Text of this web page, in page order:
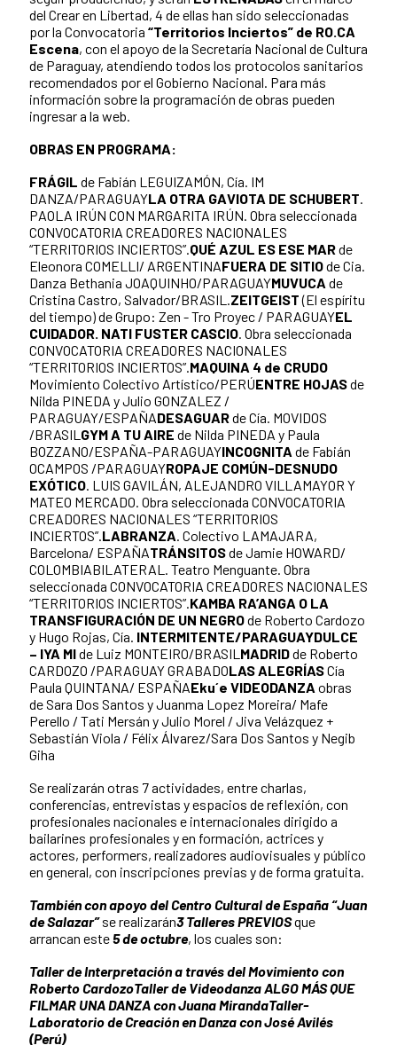
del Crear en Libertad, 4 de ellas han sido seleccionadas
por la Convocatoria “Territorios Inciertos” de RO.CA
Escena, con el apoyo de la Secretaría Nacional de Cultura
de Paraguay, atendiendo todos los protocolos sanitarios
recomendados por el Gobierno Nacional. Para más
información sobre la programación de obras pueden
ingresar a la web.
OBRAS EN PROGRAMA:
FRÁGIL de Fabián LEGUIZAMÓN, Cía. IM
DANZA/PARAGUAYLA OTRA GAVIOTA DE SCHUBERT.
PAOLA IRÚN CON MARGARITA IRÚN. Obra seleccionada
CONVOCATORIA CREADORES NACIONALES
“TERRITORIOS INCIERTOS”.QUÉ AZUL ES ESE MARde
Eleonora COMELLI/ ARGENTINAFUERA DE SITIOde Cia.
Danza Bethania JOAQUINHO/PARAGUAYMUVUCA de
Cristina Castro, Salvador/BRASIL.ZEITGEIST(El espíritu
del tiempo) de Grupo: Zen - Tro Proyec / PARAGUAYEL
CUIDADOR. NATI FUSTER CASCIO. Obra seleccionada
CONVOCATORIA CREADORES NACIONALES
“TERRITORIOS INCIERTOS”.MAQUINA 4 de CRUDO
Movimiento Colectivo Artístico/PERÚENTRE HOJASde
Nilda PINEDA y Julio GONZALEZ /
PARAGUAY/ESPAÑADESAGUARde Cía. MOVIDOS
/BRASIL GYM A TU AIRE de Nilda PINEDA y Paula
BOZZANO/ESPAÑA-PARAGUAYINCOGNITA de Fabián
OCAMPOS /PARAGUAYROPAJE COMÚN-DESNUDO
EXÓTICO. LUIS GAVILÁN, ALEJANDRO VILLAMAYOR Y
MATEO MERCADO. Obra seleccionada CONVOCATORIA
CREADORES NACIONALES “TERRITORIOS
INCIERTOS”.LABRANZA. Colectivo LAMAJARA,
Barcelona/ ESPAÑATRÁNSITOSde Jamie HOWARD/
COLOMBIABILATERAL. Teatro Menguante. Obra
seleccionada CONVOCATORIA CREADORES NACIONALES
“TERRITORIOS INCIERTOS”.KAMBA RA’ANGA O LA
TRANSFIGURACIÓN DE UN NEGROde Roberto Cardozo
y Hugo Rojas, Cía. INTERMITENTE/PARAGUAYDULCE
– IYA MIde Luiz MONTEIRO/BRASIL MADRIDde Roberto
CARDOZO /PARAGUAY GRABADOLAS ALEGRÍASCía
Paula QUINTANA/ ESPAÑAEku´e VIDEODANZA obras
de Sara Dos Santos y Juanma Lopez Moreira/ Mafe
Perello / Tati Mersán y Julio Morel / Jiva Velázquez +
Sebastián Viola / Félix Álvarez/Sara Dos Santos y Negib
Giha
Se realizarán otras 7 actividades, entre charlas,
conferencias, entrevistas y espacios de reflexión, con
profesionales nacionales e internacionales dirigido a
bailarines profesionales y en formación, actrices y
actores, performers, realizadores audiovisuales y público
en general, con inscripciones previas y de forma gratuita.
También con apoyo del Centro Cultural de España “Juan
de Salazar” se realizarán3 Talleres PREVIOSque
arrancan este5 de octubre, los cuales son:
Taller de Interpretación a través del Movimiento con
Roberto CardozoTaller de Videodanza ALGO MÁS QUE
FILMAR UNA DANZA con Juana MirandaTaller-
Laboratorio de Creación en Danza con José Avilés
(Perú)